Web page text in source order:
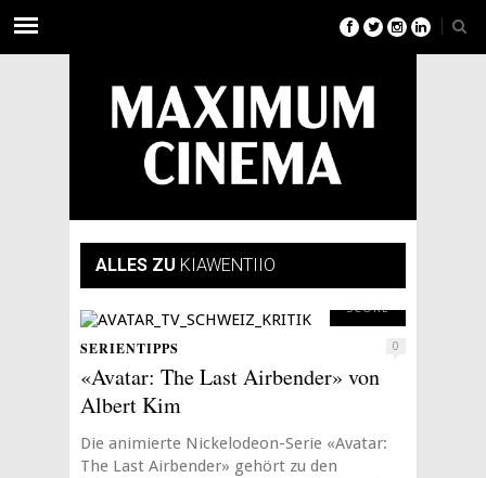
ALLES ZU KIAWENTIIO
SCORE
SERIENTIPPS 0
«Avatar: The Last Airbender» von
Albert Kim
Die animierte Nickelodeon-Serie «Avatar:
The Last Airbender» gehört zu den